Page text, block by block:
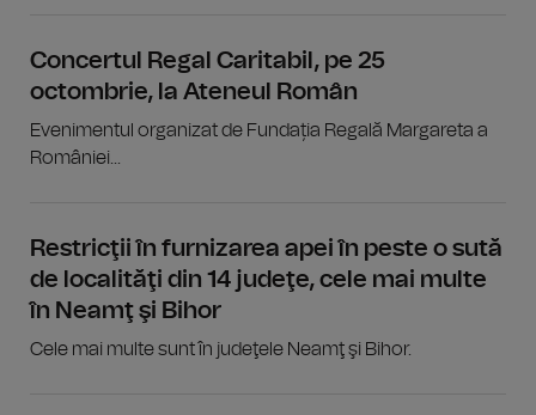
Concertul Regal Caritabil, pe 25
octombrie, la Ateneul Român
Evenimentul organizat de Fundația Regală Margareta a
României...
Restricţii în furnizarea apei în peste o sută
de localităţi din 14 judeţe, cele mai multe
în Neamţ şi Bihor
Cele mai multe sunt în judeţele Neamţ şi Bihor.